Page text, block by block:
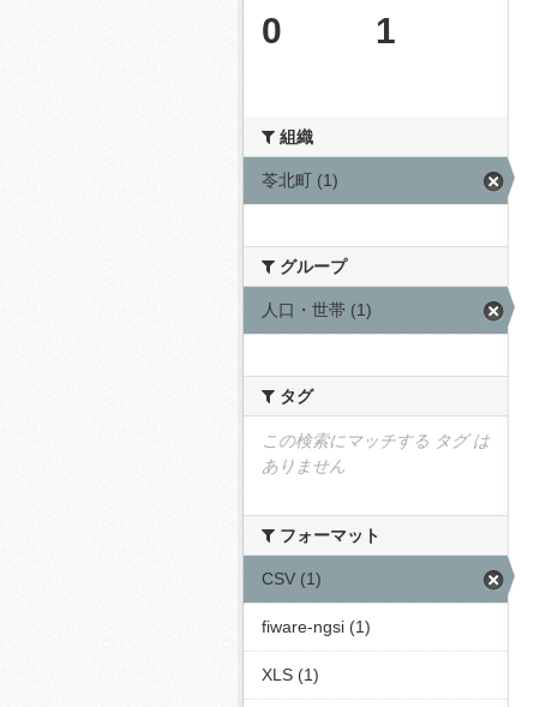
0 1
組織
苓北町 (1)
グループ
人口・世帯 (1)
タグ
この検索にマッチする タグ は
ありません
フォーマット
CSV (1)
fiware-ngsi (1)
XLS (1)